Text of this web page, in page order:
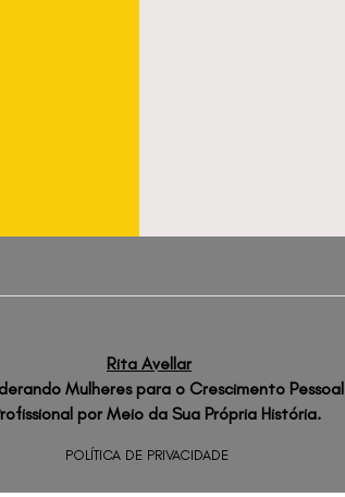
Rita Avellar
Mulheres para o Crescimento Pessoal
por Meio da Sua Própria História.
POLÍTICA DE PRIVACIDADE